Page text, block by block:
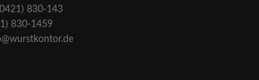
830-143
830-1459